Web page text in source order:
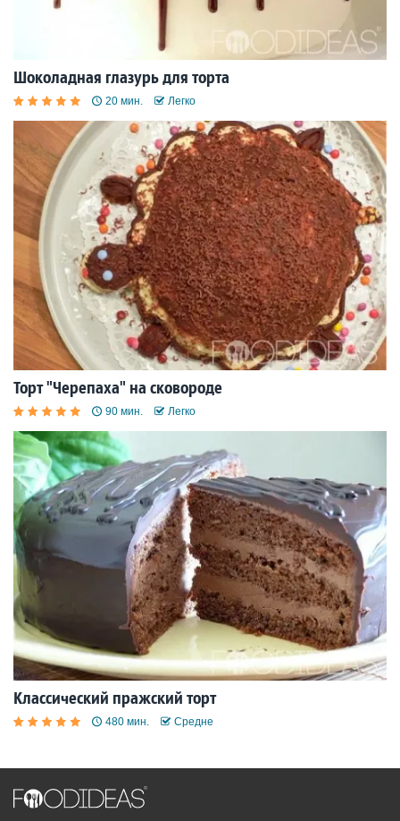
Шоколадная глазурь для торта
20 мин. Легко
Торт "Черепаха" на сковороде
90 мин. Легко
Классический пражский торт
480 мин. Средне